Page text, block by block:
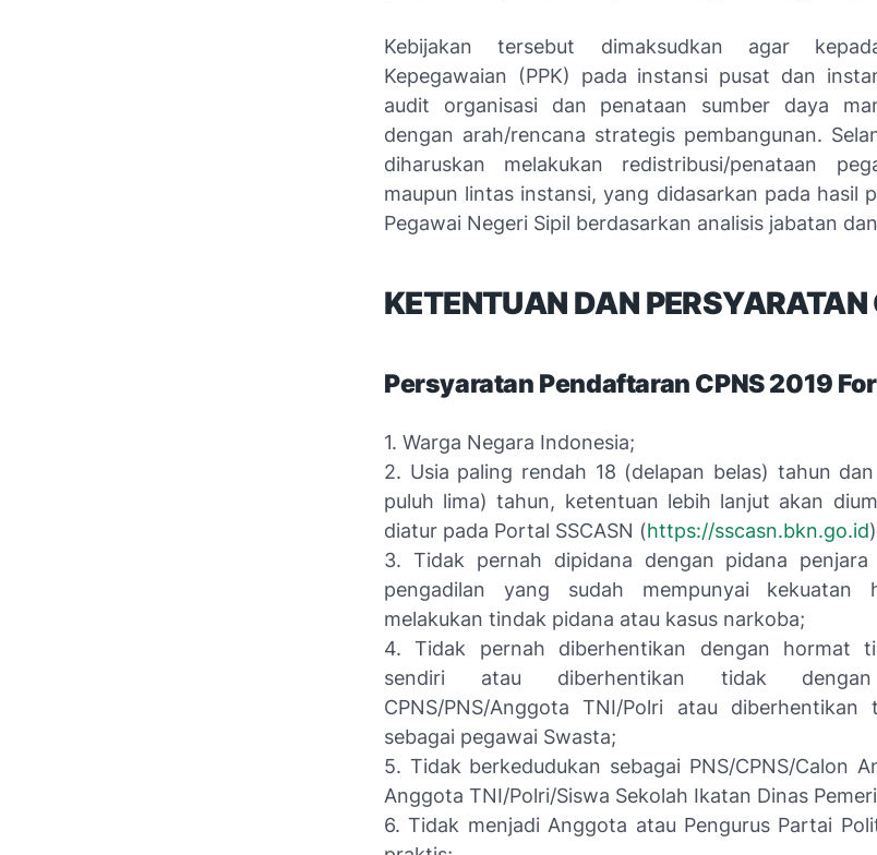
Kebijakan tersebut dimaksudkan agar
Kepegawaian (PPK) pada instansi pusat dan
audit organisasi dan penataan sumber daya
dengan arah/rencana strategis pembangunan.
diharuskan melakukan redistribusi/penataan
maupun lintas instansi, yang didasarkan pada hasil
Pegawai Negeri Sipil berdasarkan analisis jabatan
KETENTUAN DAN
Persyaratan Pendaftaran CPNS 2019
1. Warga Negara Indonesia;
2. Usia paling rendah 18 (delapan belas) tahun
puluh lima) tahun, ketentuan lebih lanjut akan
diatur pada Portal SSCASN (https://sscasn.bkn.go.id
3. Tidak pernah dipidana dengan pidana penjara
pengadilan yang sudah mempunyai kekuatan
melakukan tindak pidana atau kasus narkoba;
4. Tidak pernah diberhentikan dengan hormat
sendiri atau diberhentikan tidak
CPNS/PNS/Anggota TNI/Polri atau
sebagai pegawai Swasta;
5. Tidak berkedudukan sebagai PNS/CPNS/Calon
Anggota TNI/Polri/Siswa Sekolah Ikatan Dinas
6. Tidak menjadi Anggota atau Pengurus Partai